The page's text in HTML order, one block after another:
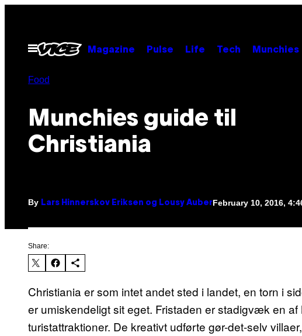
contentOpen
Menu
Magazine Pulse Life Tech Munchies
Food
Munchies guide til
Christiania
By Lars Hinnerskov Eriksen og Lousy AuberFebruary 10, 2016,
Share:
Christiania er som intet andet sted i landet, en torn i
er umiskendeligt sit eget. Fristaden er stadigvæk en
turistattraktioner. De kreativt udførte gør-det-selv